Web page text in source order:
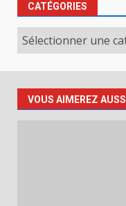
CATÉGORIES
Catégories
VOUS AIMEREZ AUSSI